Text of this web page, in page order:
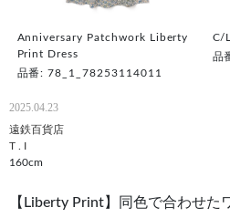
Anniversary Patchwork Liberty
Print Dress
品番: 78_1_78253114011
C/
品
2025.04.23
遠鉄百貨店
T . I
160cm
【Liberty Print】同色で合わせた